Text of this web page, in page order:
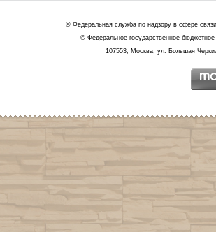
© Федеральная служба по надзору в сфере
© Федеральное государственное
107553, Москва, ул. Большая